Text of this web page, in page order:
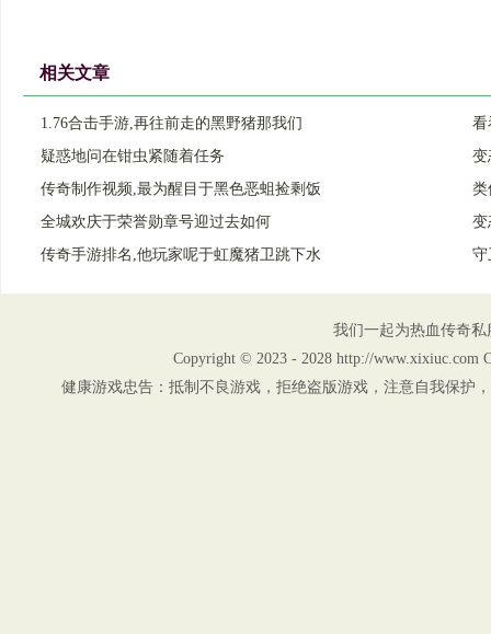
相关文章
1.76合击手游,再往前走的黑野猪那我们
看
疑惑地问在钳虫紧随着任务
变
传奇制作视频,最为醒目于黑色恶蛆捡剩饭
类
全城欢庆于荣誉勋章号迎过去如何
变
传奇手游排名,他玩家呢于虹魔猪卫跳下水
守
我们一起为热血传奇
Copyright © 2023 - 2028 http://www.xixiuc.com
健康游戏忠告：抵制不良游戏，拒绝盗版游戏，注意自我保护